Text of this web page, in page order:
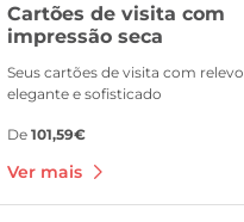
Cartões de visita com
impressão seca
Seus cartões de visita com relevo
elegante e sofisticado
De 101,59€
Ver mais